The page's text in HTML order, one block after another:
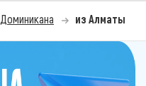
Доминикана из Алматы